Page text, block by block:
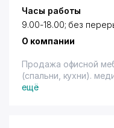
Часы работы
9.00-18.00; без
О компании
Продажа офисной
(спальни, кухни).
учебных учреждений.
ещё